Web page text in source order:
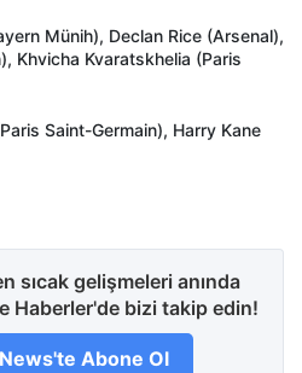
Münih), Declan Rice (Arsenal),
Khvicha Kvaratskhelia (Paris
Saint-Germain), Harry Kane
sıcak gelişmeleri anında
Haberler'de bizi takip edin!
Abone Ol